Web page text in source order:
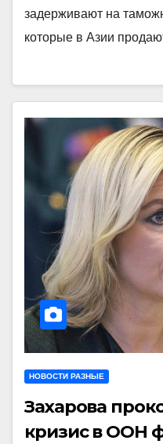
задерживают на
которые в Азии
НОВОСТИ РАЗНЫЕ
Захарова
кризис в ООН